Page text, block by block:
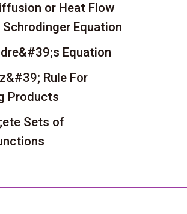
or Heat Flow
Equation
Equation
Rule For
Products
Sets of